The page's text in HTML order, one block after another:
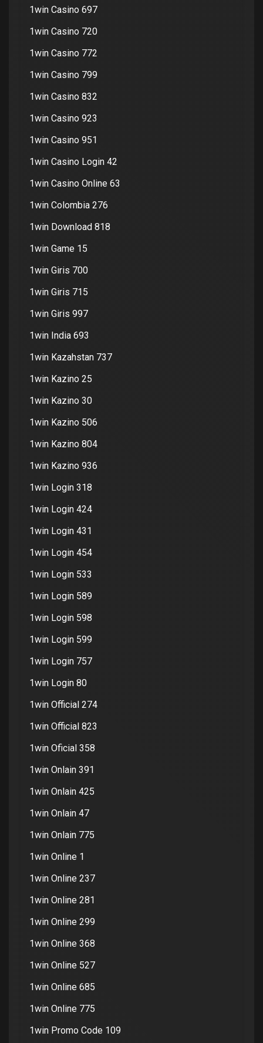
1win Casino 697
1win Casino 720
1win Casino 772
1win Casino 799
1win Casino 832
1win Casino 923
1win Casino 951
1win Casino Login 42
1win Casino Online 63
1win Colombia 276
1win Download 818
1win Game 15
1win Giris 700
1win Giris 715
1win Giris 997
1win India 693
1win Kazahstan 737
1win Kazino 25
1win Kazino 30
1win Kazino 506
1win Kazino 804
1win Kazino 936
1win Login 318
1win Login 424
1win Login 431
1win Login 454
1win Login 533
1win Login 589
1win Login 598
1win Login 599
1win Login 757
1win Login 80
1win Official 274
1win Official 823
1win Oficial 358
1win Onlain 391
1win Onlain 425
1win Onlain 47
1win Onlain 775
1win Online 1
1win Online 237
1win Online 281
1win Online 299
1win Online 368
1win Online 527
1win Online 685
1win Online 775
1win Promo Code 109